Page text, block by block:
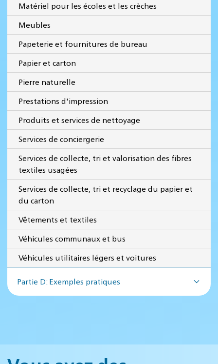
Matériel pour les écoles et les crèches
Meubles
Papeterie et fournitures de bureau
Papier et carton
Pierre naturelle
Prestations d'impression
Produits et services de nettoyage
Services de conciergerie
Services de collecte, tri et valorisation des fibres
textiles usagées
Services de collecte, tri et recyclage du papier et
du carton
Vêtements et textiles
Véhicules communaux et bus
Véhicules utilitaires légers et voitures
Partie D: Exemples pratiques